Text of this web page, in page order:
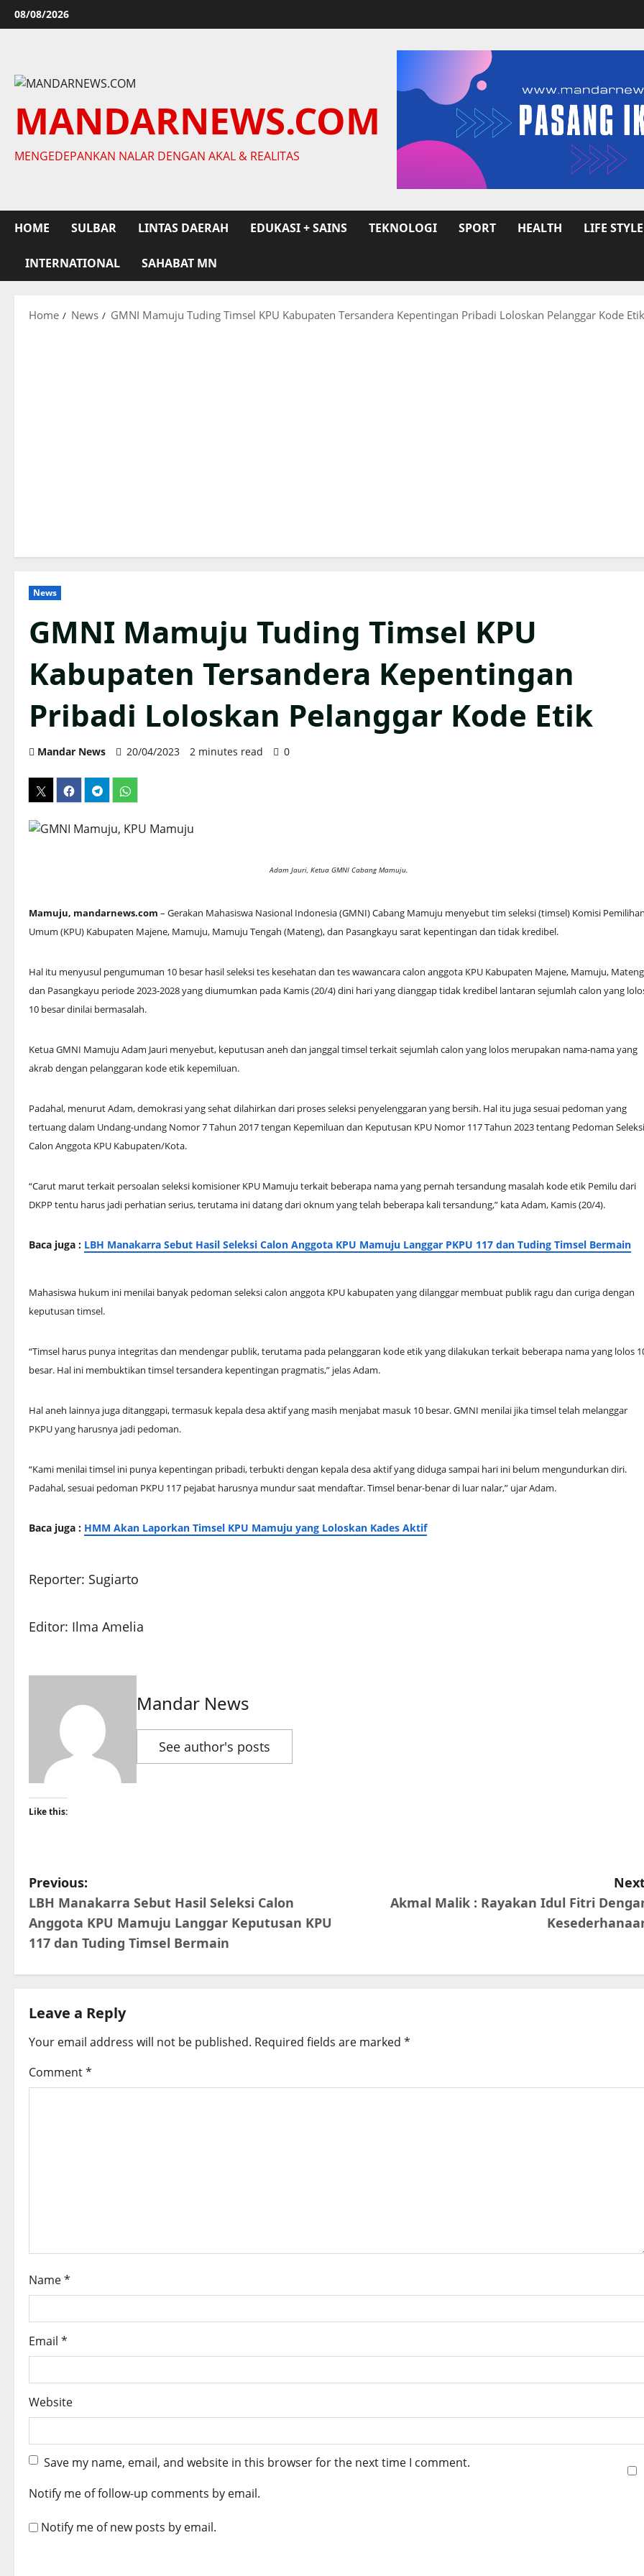
Skip
to
08/08/2026
MANDARNEWS.COM
MENGEDEPANKAN NALAR DENGAN AKAL & REALITAS
HOME SULBAR LINTAS DAERAH EDUKASI + SAINS TEKNOLOGI SPORT HEALTH LIFE STYLE
INTERNATIONAL SAHABAT MN
Home News GMNI Mamuju Tuding Timsel KPU Kabupaten Tersandera Kepentingan Pribadi Loloskan Pelanggar Kode Etik
News
GMNI Mamuju Tuding Timsel KPU
Kabupaten Tersandera Kepentingan
Pribadi Loloskan Pelanggar Kode Etik
Mandar News 20/04/2023 2 minutes read 0
Adam Jauri, Ketua GMNI Cabang Mamuju.
Mamuju, mandarnews.com – Gerakan Mahasiswa Nasional Indonesia (GMNI) Cabang Mamuju menyebut tim seleksi (timsel) Komisi
Umum (KPU) Kabupaten Majene, Mamuju, Mamuju Tengah (Mateng), dan Pasangkayu sarat kepentingan dan tidak kredibel.
Hal itu menyusul pengumuman 10 besar hasil seleksi tes kesehatan dan tes wawancara calon anggota KPU Kabupaten Majene, Mamuju,
dan Pasangkayu periode 2023-2028 yang diumumkan pada Kamis (20/4) dini hari yang dianggap tidak kredibel lantaran sejumlah calon yang
10 besar dinilai bermasalah.
Ketua GMNI Mamuju Adam Jauri menyebut, keputusan aneh dan janggal timsel terkait sejumlah calon yang lolos merupakan nama-nama yang
akrab dengan pelanggaran kode etik kepemiluan.
Padahal, menurut Adam, demokrasi yang sehat dilahirkan dari proses seleksi penyelenggaran yang bersih. Hal itu juga sesuai pedoman yang
tertuang dalam Undang-undang Nomor 7 Tahun 2017 tengan Kepemiluan dan Keputusan KPU Nomor 117 Tahun 2023 tentang Pedoman Seleksi
Calon Anggota KPU Kabupaten/Kota.
“Carut marut terkait persoalan seleksi komisioner KPU Mamuju terkait beberapa nama yang pernah tersandung masalah kode etik Pemilu dari
DKPP tentu harus jadi perhatian serius, terutama ini datang dari oknum yang telah beberapa kali tersandung,” kata Adam, Kamis (20/4).
Baca juga : LBH Manakarra Sebut Hasil Seleksi Calon Anggota KPU Mamuju Langgar PKPU 117 dan Tuding Timsel Bermain
Mahasiswa hukum ini menilai banyak pedoman seleksi calon anggota KPU kabupaten yang dilanggar membuat publik ragu dan curiga dengan
keputusan timsel.
“Timsel harus punya integritas dan mendengar publik, terutama pada pelanggaran kode etik yang dilakukan terkait beberapa nama yang lolos
besar. Hal ini membuktikan timsel tersandera kepentingan pragmatis,” jelas Adam.
Hal aneh lainnya juga ditanggapi, termasuk kepala desa aktif yang masih menjabat masuk 10 besar. GMNI menilai jika timsel telah melanggar
PKPU yang harusnya jadi pedoman.
“Kami menilai timsel ini punya kepentingan pribadi, terbukti dengan kepala desa aktif yang diduga sampai hari ini belum mengundurkan diri.
Padahal, sesuai pedoman PKPU 117 pejabat harusnya mundur saat mendaftar. Timsel benar-benar di luar nalar,” ujar Adam.
Baca juga : HMM Akan Laporkan Timsel KPU Mamuju yang Loloskan Kades Aktif
Reporter: Sugiarto
Editor: Ilma Amelia
Mandar News
See author's posts
Like this:
P
o
s
t
n
a
v
i
o
n
Previous:
LBH Manakarra Sebut Hasil Seleksi Calon
Anggota KPU Mamuju Langgar Keputusan KPU
117 dan Tuding Timsel Bermain
Akmal Malik : Rayakan Idul Fitri
Leave a Reply
Your email address will not be published. Required fields are marked *
Comment*
Name*
Email *
Website
Save my name, email, and website in this browser for the next time I comment.
Notify me of follow-up comments by email.
Notify me of new posts by email.